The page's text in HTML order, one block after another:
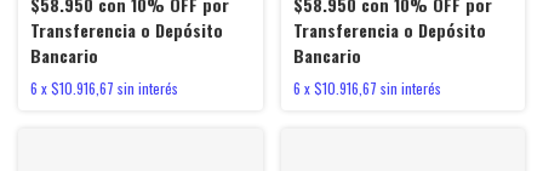
Transferencia o Depósito
Bancario
6 x$10.916,67 sin interés
Transferencia o Depósito
Bancario
6 x$10.916,67 sin interés